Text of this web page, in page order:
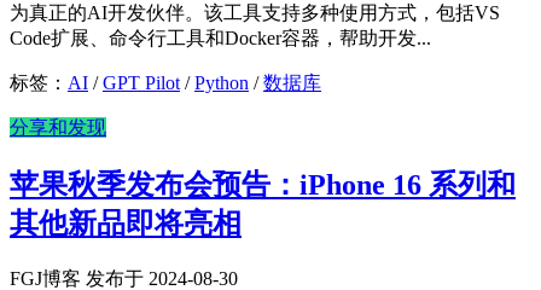
为真正的AI开发伙伴。该工具支持多种使用方式，包括VS
Code扩展、命令行工具和Docker容器，帮助开发...
标签： AI /GPT Pilot /Python /数据库
分享和发现
苹果秋季发布会预告：iPhone 16 系列和
其他新品即将亮相
FGJ博客 发布于 2024-08-30